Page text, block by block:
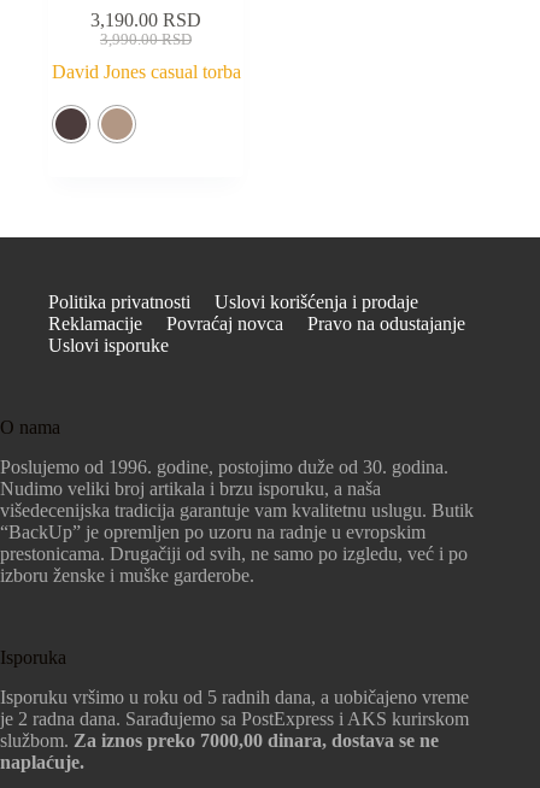
3,990.00RSD
3,190.00RSD
David Jones casual torba
Politika privatnosti
Uslovi korišćenja i prodaje
Reklamacije
Povraćaj novca
Pravo na odustajanje
Uslovi isporuke
O nama
Poslujemo od 1996. godine, postojimo duže od 30. godina.
Nudimo veliki broj artikala i brzu isporuku, a naša
višedecenijska tradicija garantuje vam kvalitetnu uslugu. Butik
“BackUp” je opremljen po uzoru na radnje u evropskim
prestonicama. Drugačiji od svih, ne samo po izgledu, već i po
izboru ženske i muške garderobe.
Isporuka
Isporuku vršimo u roku od 5 radnih dana, a uobičajeno vreme
je 2 radna dana. Sarađujemo sa PostExpress i AKS kurirskom
službom. Za iznos preko 7000,00 dinara, dostava se ne
naplaćuje.